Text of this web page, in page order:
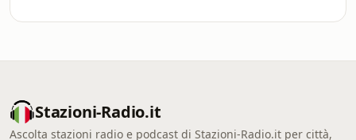
Stazioni-Radio.it
Ascolta stazioni radio e podcast di Stazioni-Radio.it per città,